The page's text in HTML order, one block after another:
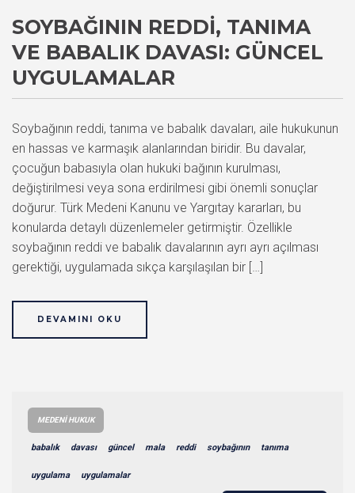
SOYBAĞININ REDDI, TANIMA
VE BABALIK DAVASI: GÜNCEL
UYGULAMALAR
Soybağının reddi, tanıma ve babalık davaları, aile hukukunun
en hassas ve karmaşık alanlarından biridir. Bu davalar,
çocuğun babasıyla olan hukuki bağının kurulması,
değiştirilmesi veya sona erdirilmesi gibi önemli sonuçlar
doğurur. Türk Medeni Kanunu ve Yargıtay kararları, bu
konularda detaylı düzenlemeler getirmiştir. Özellikle
soybağının reddi ve babalık davalarının ayrı ayrı açılması
gerektiği, uygulamada sıkça karşılaşılan bir […]
DEVAMINI OKU
MEDENI HUKUK
babalık davası güncel mala reddi soybağının tanıma
uygulama uygulamalar